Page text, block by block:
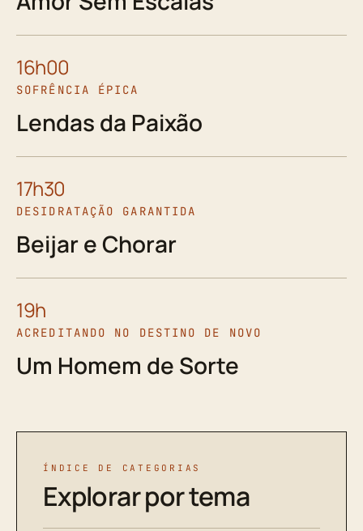
16h00
SOFRÊNCIA ÉPICA
Lendas da Paixão
17h30
DESIDRATAÇÃO GARANTIDA
Beijar e Chorar
19h
ACREDITANDO NO DESTINO DE NOVO
Um Homem de Sorte
ÍNDICE DE CATEGORIAS
Explorar por tema